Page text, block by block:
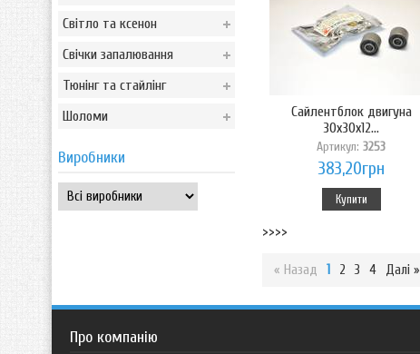
Світло та ксенон
Свічки запалювання
Тюнінг та стайлінг
Шоломи
Виробники
Сайлентблок двигуна
30x30x12...
Артикул: 3253
383,20грн
Купити
>>>>
« Назад 1 2 3 4 Далі »
Про компанію